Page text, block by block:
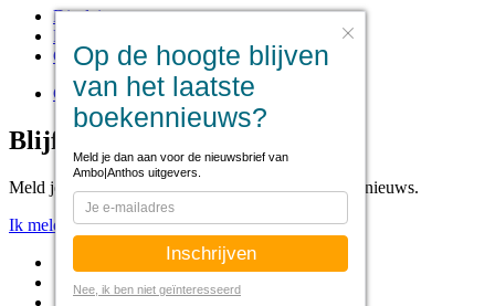
Disclaimer
Privacy statement
Cookies
Cookie instellingen
Blijf op de hoogte
Meld je aan voor onze nieuwsbrief voor het laatste nieuws.
Ik meld me aan!
Op de hoogte blijven
van het laatste
boekennieuws?
Meld je dan aan voor de nieuwsbrief van
Ambo|Anthos uitgevers.
Nee, ik ben niet geïnteresseerd